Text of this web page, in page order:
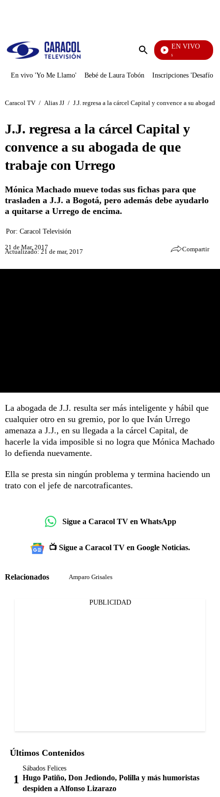
Enviar
EN VIVO
Sábados Felices
En vivo 'Yo Me Llamo' Bebé de Laura Tobón Inscripciones 'Desafío'
Caracol TV / Alias JJ / J.J. regresa a la cárcel Capital y convence a su
J.J. regresa a la cárcel Capital y
convence a su abogada de que
trabaje con Urrego
Mónica Machado mueve todas sus fichas para que
trasladen a J.J. a Bogotá, pero además debe ayudarlo
a quitarse a Urrego de encima.
Por: Caracol Televisión
21 de Mar, 2017
Actualizado: 21 de mar, 2017 Compartir
La abogada de J.J. resulta ser más inteligente y hábil que
cualquier otro en su gremio, por lo que Iván Urrego
amenaza a J.J., en su llegada a la cárcel Capital, de
hacerle la vida imposible si no logra que Mónica Machado
lo defienda nuevamente.
Ella se presta sin ningún problema y termina haciendo un
trato con el jefe de narcotraficantes.
Sigue a Caracol TV en WhatsApp
📺 Sigue a Caracol TV en Google Noticias.
Relacionados Amparo Grisales
PUBLICIDAD
Últimos Contenidos
Sábados Felices
Hugo Patiño, Don Jediondo, Polilla y más humoristas
despiden a Alfonso Lizarazo